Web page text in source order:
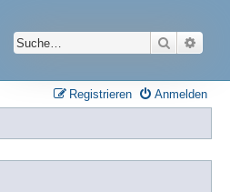
Suche
Anmelden
Registrieren